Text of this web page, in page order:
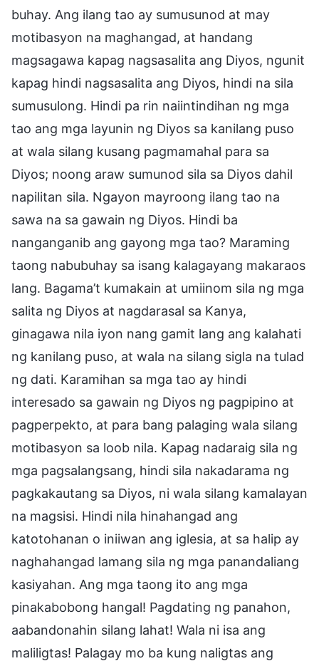
buhay. Ang ilang tao ay sumusunod at may
motibasyon na maghangad, at handang
magsagawa kapag nagsasalita ang Diyos, ngunit
kapag hindi nagsasalita ang Diyos, hindi na sila
sumusulong. Hindi pa rin naiintindihan ng mga
tao ang mga layunin ng Diyos sa kanilang puso
at wala silang kusang pagmamahal para sa
Diyos; noong araw sumunod sila sa Diyos dahil
napilitan sila. Ngayon mayroong ilang tao na
sawa na sa gawain ng Diyos. Hindi ba
nanganganib ang gayong mga tao? Maraming
taong nabubuhay sa isang kalagayang makaraos
lang. Bagama’t kumakain at umiinom sila ng mga
salita ng Diyos at nagdarasal sa Kanya,
ginagawa nila iyon nang gamit lang ang kalahati
ng kanilang puso, at wala na silang sigla na tulad
ng dati. Karamihan sa mga tao ay hindi
interesado sa gawain ng Diyos ng pagpipino at
pagperpekto, at para bang palaging wala silang
motibasyon sa loob nila. Kapag nadaraig sila ng
mga pagsalangsang, hindi sila nakadarama ng
pagkakautang sa Diyos, ni wala silang kamalayan
na magsisi. Hindi nila hinahangad ang
katotohanan o iniiwan ang iglesia, at sa halip ay
naghahangad lamang sila ng mga panandaliang
kasiyahan. Ang mga taong ito ang mga
pinakabobong hangal! Pagdating ng panahon,
aabandonahin silang lahat! Wala ni isa ang
maliligtas! Palagay mo ba kung naligtas ang